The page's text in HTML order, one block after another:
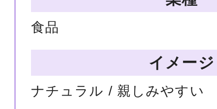
食品
イメージ
ナチュラル / 親しみやすい